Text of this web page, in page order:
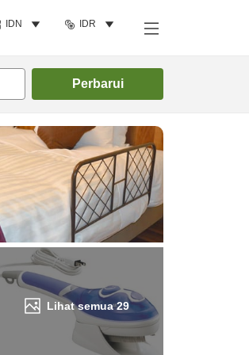
IDN IDR
Perbarui
Lihat semua29
Cari kamar